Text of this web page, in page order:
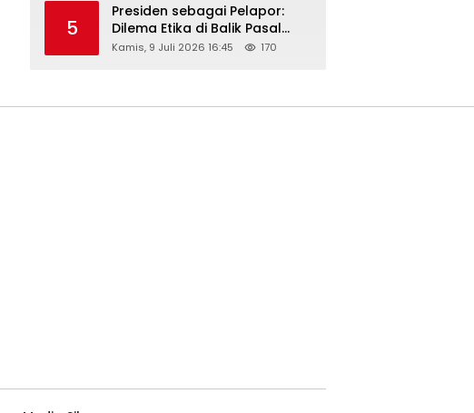
5
Presiden sebagai Pelapor:
Dilema Etika di Balik Pasal
218–220 KUHP
Kamis, 9 Juli 2026 16:45 170